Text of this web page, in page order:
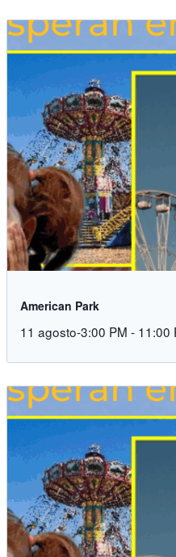
American Park
11 agosto-3:00 PM - 11:00